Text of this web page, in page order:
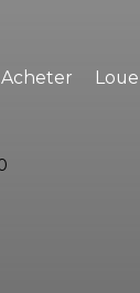
Acheter